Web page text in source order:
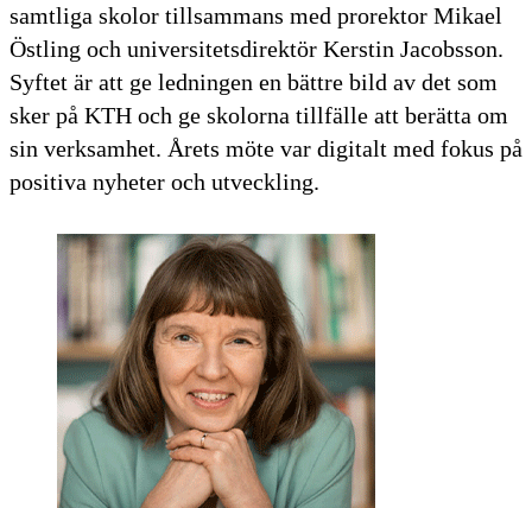
samtliga skolor tillsammans med prorektor Mikael
Östling och universitetsdirektör Kerstin Jacobsson.
Syftet är att ge ledningen en bättre bild av det som
sker på KTH och ge skolorna tillfälle att berätta om
sin verksamhet. Årets möte var digitalt med fokus på
positiva nyheter och utveckling.